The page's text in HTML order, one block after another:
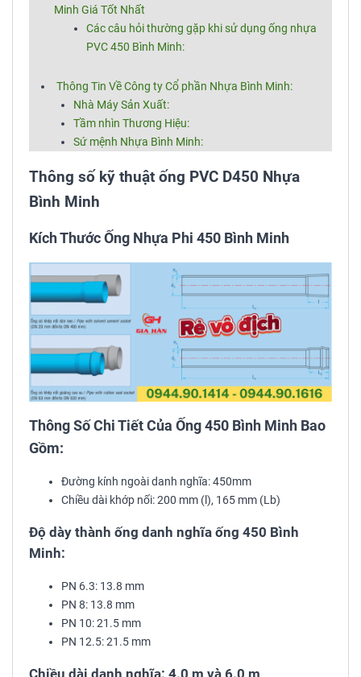
Minh Giá Tốt Nhất
Các câu hỏi thường gặp khi sử dụng ống nhựa
PVC 450 Bình Minh:
Thông Tin Về Công ty Cổ phần Nhựa Bình Minh:
Nhà Máy Sản Xuất:
Tầm nhìn Thương Hiệu:
Sứ mệnh Nhựa Bình Minh:
Thông số kỹ thuật ống PVC D450 Nhựa
Bình Minh
Kích Thước Ống Nhựa Phi 450 Bình Minh
Thông Số Chi Tiết Của Ống 450 Bình Minh Bao
Gồm:
Đường kính ngoài danh nghĩa: 450mm
Chiều dài khớp nối: 200 mm (l), 165 mm (Lb)
Độ dày thành ống danh nghĩa ống 450 Bình
Minh:
PN 6.3: 13.8 mm
PN 8: 13.8 mm
PN 10: 21.5 mm
PN 12.5: 21.5 mm